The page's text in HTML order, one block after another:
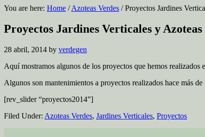
You are here: Home / Azoteas Verdes /Proyectos Jardines
Proyectos Jardines Verticales y Azoteas
28 abril, 2014 by verdegen
Aquí mostramos algunos de los proyectos que hemos realizados
Algunos son mantenimientos a proyectos realizados hace más de
[rev_slider “proyectos2014”]
Filed Under: Azoteas Verdes, Jardines Verticales, Proyectos